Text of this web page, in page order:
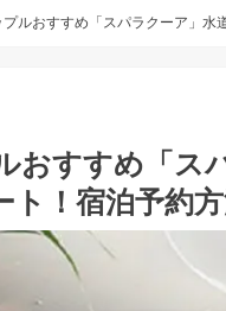
プルおすすめ「スパラクーア」
おすすめ「ス
ト！宿泊予約